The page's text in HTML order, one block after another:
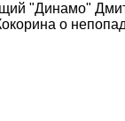
"Динамо"
о